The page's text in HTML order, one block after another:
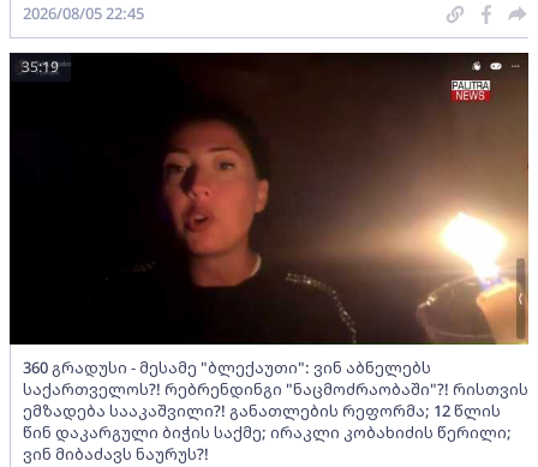
2026/08/05 22:45
360 გრადუსი - მესამე "ბლექაუთი": ვინ აბნელებს
საქართველოს?! რებრენდინგი "ნაცმოძრაობაში"?! რისთვის
ემზადება სააკაშვილი?! განათლების რეფორმა; 12 წლის
წინ დაკარგული ბიჭის საქმე; ირაკლი კობახიძის წერილი;
ვინ მიბაძავს ნაურუს?!
35:19